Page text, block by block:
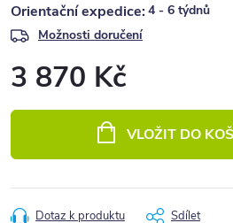
4 - 6 týdnů
Možnosti doručení
3 870 Kč
VLOŽIT DO
Dotaz k produktu Sdílet